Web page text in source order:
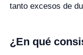
tanto excesos de
¿En qué